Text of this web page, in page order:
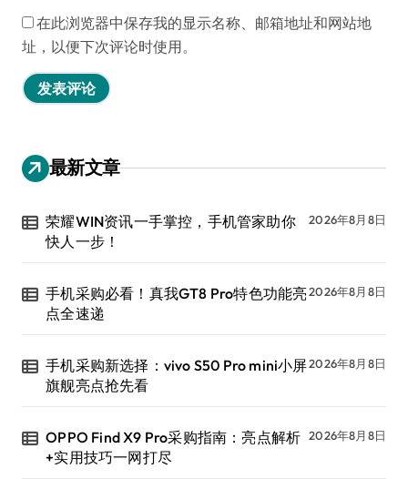
在此浏览器中保存我的显示名称、邮箱地址和网站地
址，以便下次评论时使用。
最新文章
荣耀WIN资讯一手掌控，手机管家助你
快人一步！
2026年8月8日
手机采购必看！真我GT8 Pro特色功能亮
点全速递
2026年8月8日
手机采购新选择：vivo S50 Pro mini小屏
旗舰亮点抢先看
2026年8月8日
OPPO Find X9 Pro采购指南：亮点解析
+实用技巧一网打尽
2026年8月8日